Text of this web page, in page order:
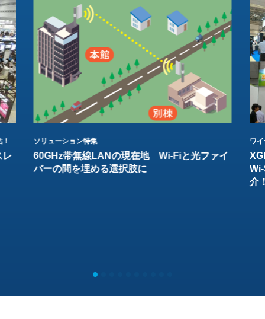
レ
ソリューション特集
60GHz帯無線LANの現在地 Wi-Fiと光ファイ
バーの間を埋める選択肢に
ワ
介